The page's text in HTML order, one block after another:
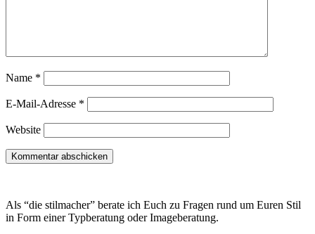
Name *
E-Mail-Adresse *
Website
Als “die stilmacher” berate ich Euch zu Fragen rund um Euren Stil
in Form einer Typberatung oder Imageberatung.